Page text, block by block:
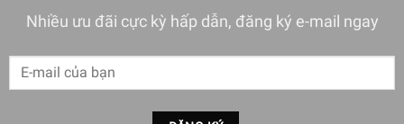
Nhiều ưu đãi cực kỳ hấp dẫn, đăng ký e-mail ngay